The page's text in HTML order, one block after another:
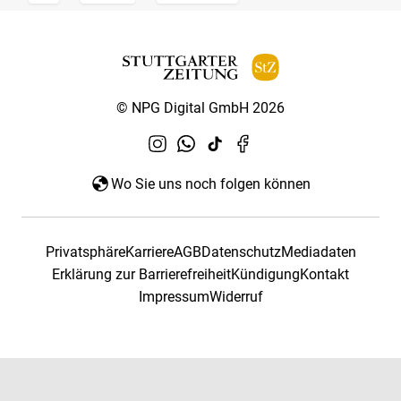
© NPG Digital GmbH 2026
Wo Sie uns noch folgen können
PrivatsphäreKarriereAGBDatenschutzMediadaten
Erklärung zur BarrierefreiheitKündigungKontakt
ImpressumWiderruf